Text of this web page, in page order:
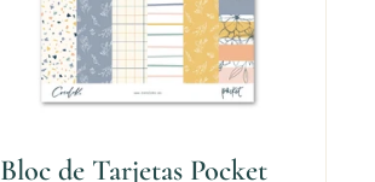
Bloc de Tarjetas Pocket